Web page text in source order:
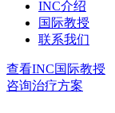
INC介绍
国际教授
联系我们
查看INC国际教授
咨询治疗方案